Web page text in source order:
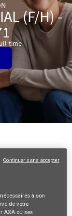
(F/H) -
time
- Dpt21/71
à son
de votre
AXA ou ses
Continuer sans accepter